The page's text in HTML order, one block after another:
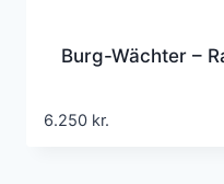
Burg-Wächter –
6.250 kr.